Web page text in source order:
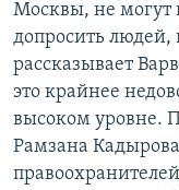
Москвы, не могут
допросить людей,
рассказывает
это крайнее
высоком уровне.
Рамзана